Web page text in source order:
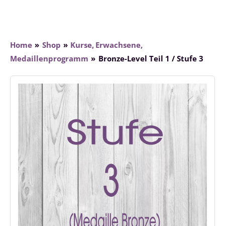
Home Shop Kurse Erwachsene
Medaillenprogramm
Bronze-Level Teil 1 / Stufe 3